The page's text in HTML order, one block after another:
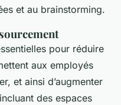
et au brainstorming.
pour réduire
aux employés
et ainsi d’augmenter
des espaces